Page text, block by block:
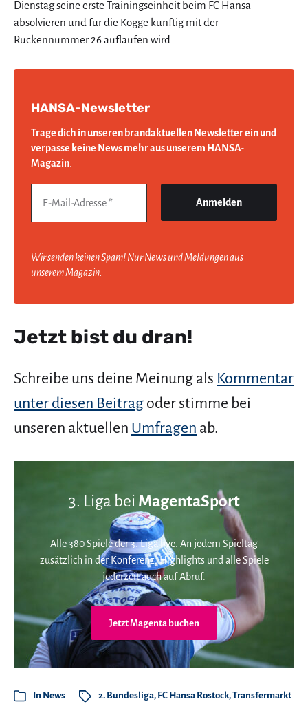
Dienstag seine erste Trainingseinheit beim FC Hansa
absolvieren und für die Kogge künftig mit der
Rückennummer 26 auflaufen wird.
HANSA-Newsletter
Trage dich in unseren brandaktuellen Newsletter ein und
verpasse keine News mehr aus unserem HANSA-
Magazin.
Wir senden keinen Spam! Nur News und Meldungen aus
unserem Magazin.
Jetzt bist du dran!
Schreibe uns deine Meinung als Kommentar
unter diesen Beitrag oder stimme bei
unseren aktuellen Umfragen ab.
3. Liga bei MagentaSport
Alle 380 Spiele der 3. Liga live. An jedem Spieltag
zusätzlich in der Konferenz. Highlights und alle Spiele
jederzeit auch auf Abruf.
Jetzt Magenta buchen
In News 2. Bundesliga, FC Hansa Rostock,Transfermarkt